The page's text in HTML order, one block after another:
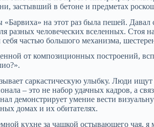
застывший в бетоне и предметах
на этот раз была пешей.
разных человеческих вселенных. Стоя
себя частью большого механизма,
от композиционных построений,
саркастическую улыбку. Люди
– это не набор удачных кадров, а
демонстрирует умение вести
домах и их обитателях.
кухне за чашкой остывающего чая, я